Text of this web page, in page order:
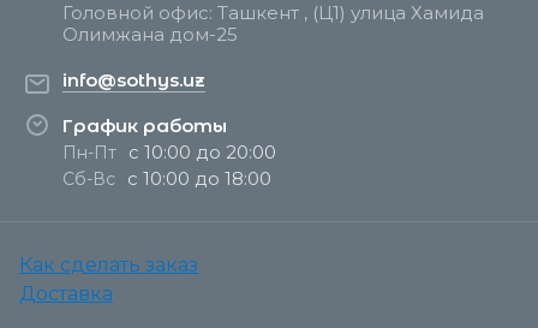
Головной офис: Ташкент , (Ц1) улица Хамида
Олимжана дом-25
info@sothys.uz
График работы
Пн-Пт с 10:00 до 20:00
Сб-Вс с 10:00 до 18:00
Как сделать заказ
Доставка